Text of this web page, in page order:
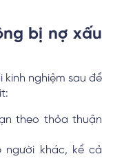
bị nợ xấu
nghiệm sau để
theo thỏa thuận
người khác, kể cả